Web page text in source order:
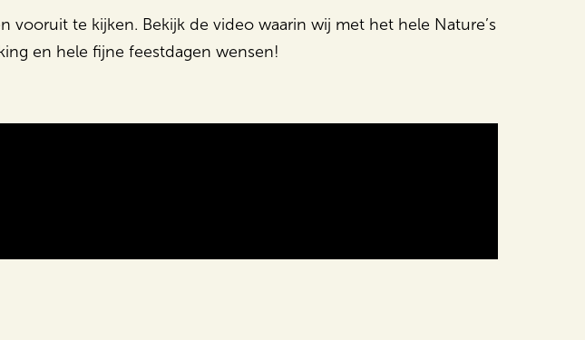
te kijken. Bekijk de video waarin wij met het hele Nature’s
en hele fijne feestdagen wensen!